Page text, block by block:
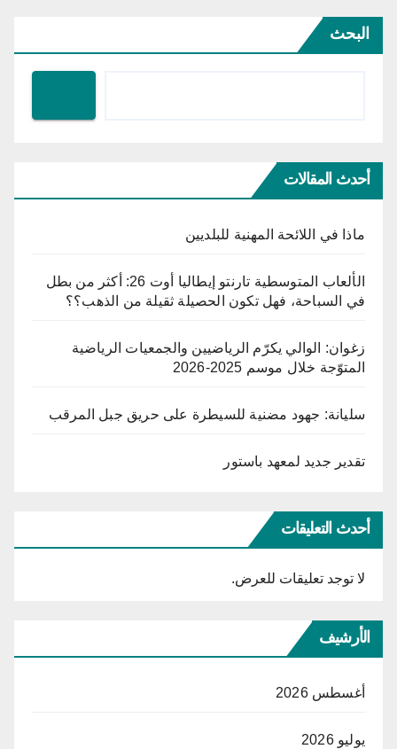
البحث
أحدث المقالات
ماذا في اللائحة المهنية للبلديين
الألعاب المتوسطية تارنتو إيطاليا أوت 26: أكثر من بطل
في السباحة، فهل تكون الحصيلة ثقيلة من الذهب؟؟
زغوان: الوالي يكرّم الرياضيين والجمعيات الرياضية
المتوّجة خلال موسم 2025-2026
سليانة: جهود مضنية للسيطرة على حريق جبل المرقب
تقدير جديد لمعهد باستور
أحدث التعليقات
لا توجد تعليقات للعرض.
الأرشيف
أغسطس 2026
يوليو 2026